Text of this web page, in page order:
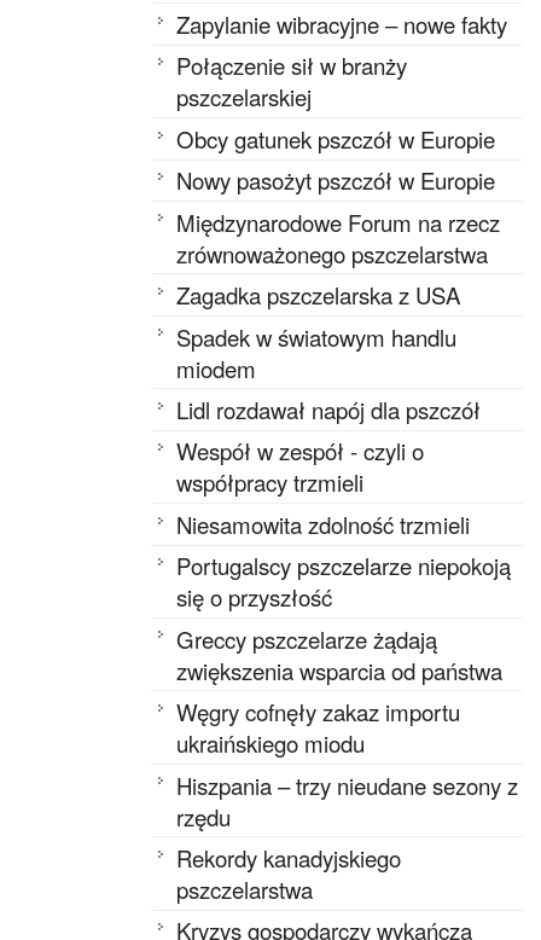
Zapylanie wibracyjne – nowe fakty
Połączenie sił w branży
pszczelarskiej
Obcy gatunek pszczół w Europie
Nowy pasożyt pszczół w Europie
Międzynarodowe Forum na rzecz
zrównoważonego pszczelarstwa
Zagadka pszczelarska z USA
Spadek w światowym handlu
miodem
Lidl rozdawał napój dla pszczół
Wespół w zespół - czyli o
współpracy trzmieli
Niesamowita zdolność trzmieli
Portugalscy pszczelarze niepokoją
się o przyszłość
Greccy pszczelarze żądają
zwiększenia wsparcia od państwa
Węgry cofnęły zakaz importu
ukraińskiego miodu
Hiszpania – trzy nieudane sezony z
rzędu
Rekordy kanadyjskiego
pszczelarstwa
Kryzys gospodarczy wykańcza